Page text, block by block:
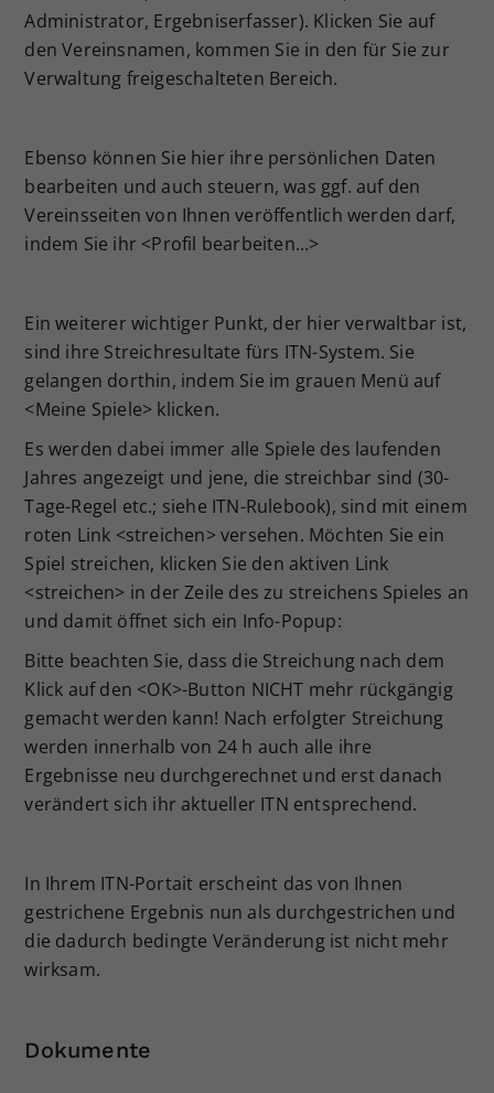
Administrator, Ergebniserfasser). Klicken Sie auf
den Vereinsnamen, kommen Sie in den für Sie zur
Verwaltung freigeschalteten Bereich.
Ebenso können Sie hier ihre persönlichen Daten
bearbeiten und auch steuern, was ggf. auf den
Vereinsseiten von Ihnen veröffentlich werden darf,
indem Sie ihr <Profil bearbeiten...>
Ein weiterer wichtiger Punkt, der hier verwaltbar ist,
sind ihre Streichresultate fürs ITN-System. Sie
gelangen dorthin, indem Sie im grauen Menü auf
<Meine Spiele> klicken.
Es werden dabei immer alle Spiele des laufenden
Jahres angezeigt und jene, die streichbar sind (30-
Tage-Regel etc.; siehe ITN-Rulebook), sind mit einem
roten Link <streichen> versehen. Möchten Sie ein
Spiel streichen, klicken Sie den aktiven Link
<streichen> in der Zeile des zu streichens Spieles an
und damit öffnet sich ein Info-Popup:
Bitte beachten Sie, dass die Streichung nach dem
Klick auf den <OK>-Button NICHT mehr rückgängig
gemacht werden kann! Nach erfolgter Streichung
werden innerhalb von 24 h auch alle ihre
Ergebnisse neu durchgerechnet und erst danach
verändert sich ihr aktueller ITN entsprechend.
In Ihrem ITN-Portait erscheint das von Ihnen
gestrichene Ergebnis nun als durchgestrichen und
die dadurch bedingte Veränderung ist nicht mehr
wirksam.
Dokumente